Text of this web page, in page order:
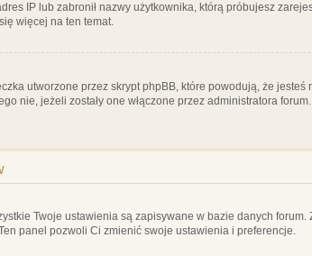
IP lub zabronił nazwy użytkownika, którą próbujesz
więcej na ten temat.
utworzone przez skrypt phpBB, które powodują, że
nie, jeżeli zostały one włączone przez administratora
Twoje ustawienia są zapisywane w bazie danych
panel pozwoli Ci zmienić swoje ustawienia i preferencje.